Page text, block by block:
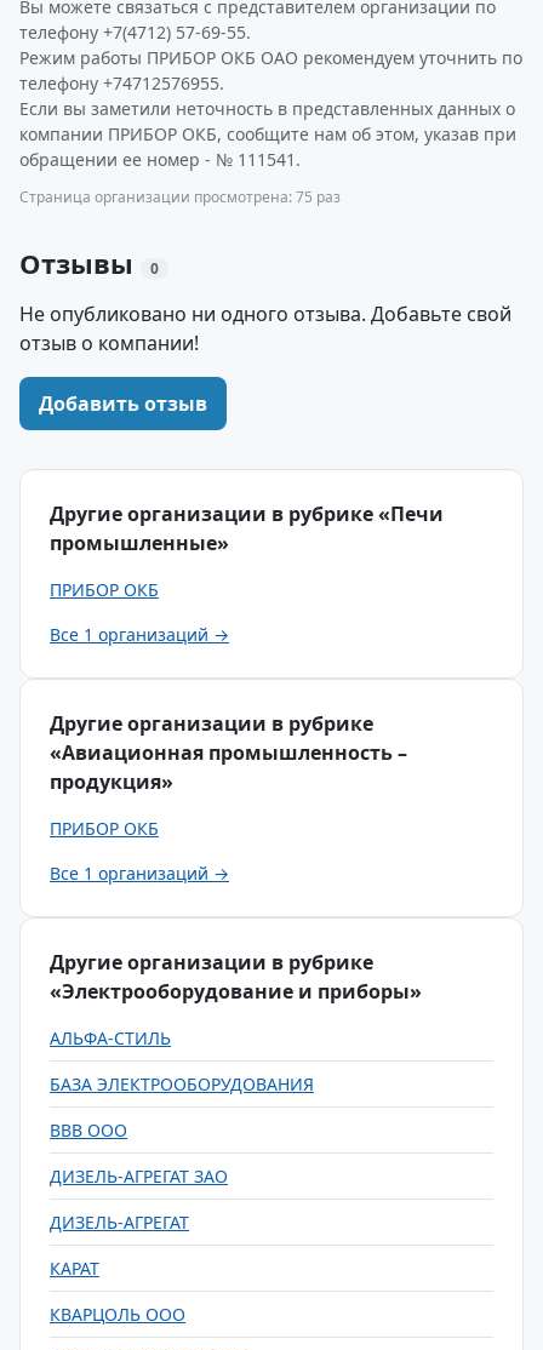
Вы можете связаться с представителем организации по
телефону +7(4712) 57-69-55.
Режим работы ПРИБОР ОКБ ОАО рекомендуем уточнить по
телефону +74712576955.
Если вы заметили неточность в представленных данных о
компании ПРИБОР ОКБ, сообщите нам об этом, указав при
обращении ее номер - № 111541.
Страница организации просмотрена: 75 раз
Отзывы 0
Не опубликовано ни одного отзыва. Добавьте свой
отзыв о компании!
Добавить отзыв
Другие организации в рубрике «Печи
промышленные»
ПРИБОР ОКБ
Все 1 организаций →
Другие организации в рубрике
«Авиационная промышленность –
продукция»
ПРИБОР ОКБ
Все 1 организаций →
Другие организации в рубрике
«Электрооборудование и приборы»
АЛЬФА-СТИЛЬ
БАЗА ЭЛЕКТРООБОРУДОВАНИЯ
ВВВ ООО
ДИЗЕЛЬ-АГРЕГАТ ЗАО
ДИЗЕЛЬ-АГРЕГАТ
КАРАТ
КВАРЦОЛЬ ООО